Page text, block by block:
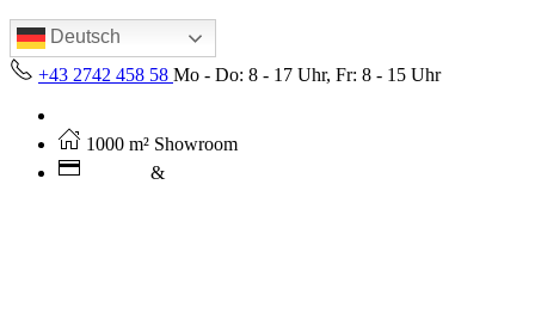
Deutsch
+43 2742 458 58 Mo - Do: 8 - 17 Uhr, Fr: 8 - 15 Uhr
1000 m² Showroom
&